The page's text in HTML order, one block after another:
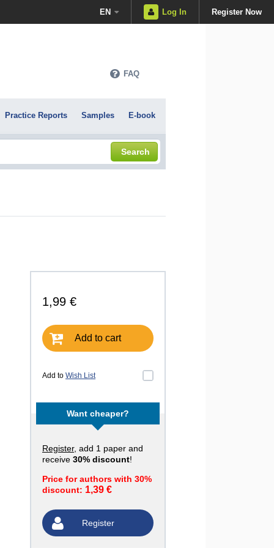
EN Log In Register Now
FAQ
Practice Reports Samples E-book
Search
1,99 €
Add to cart
Add to Wish List
Want cheaper?
Register, add 1 paper and
receive 30% discount!
Price for authors with 30%
discount: 1,39 €
Register